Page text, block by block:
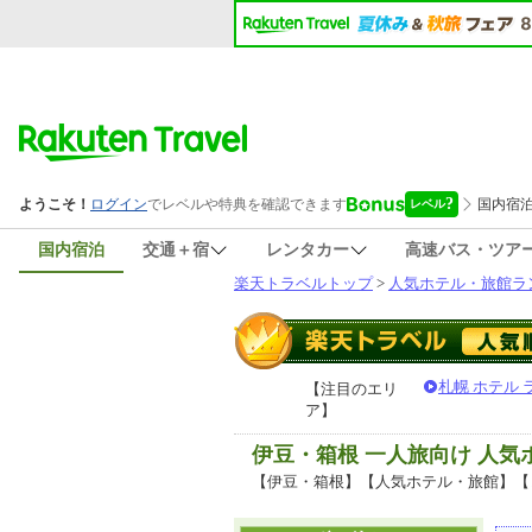
国内宿泊 交通＋宿 レンタカー
高速バス・ツア
楽天トラベルトップ> 人気ホテル・旅館ラ
【注目のエリ
ア】
札幌 ホテル
伊豆・箱根 一人旅向け 人気
【伊豆・箱根】【人気ホテル・旅館】